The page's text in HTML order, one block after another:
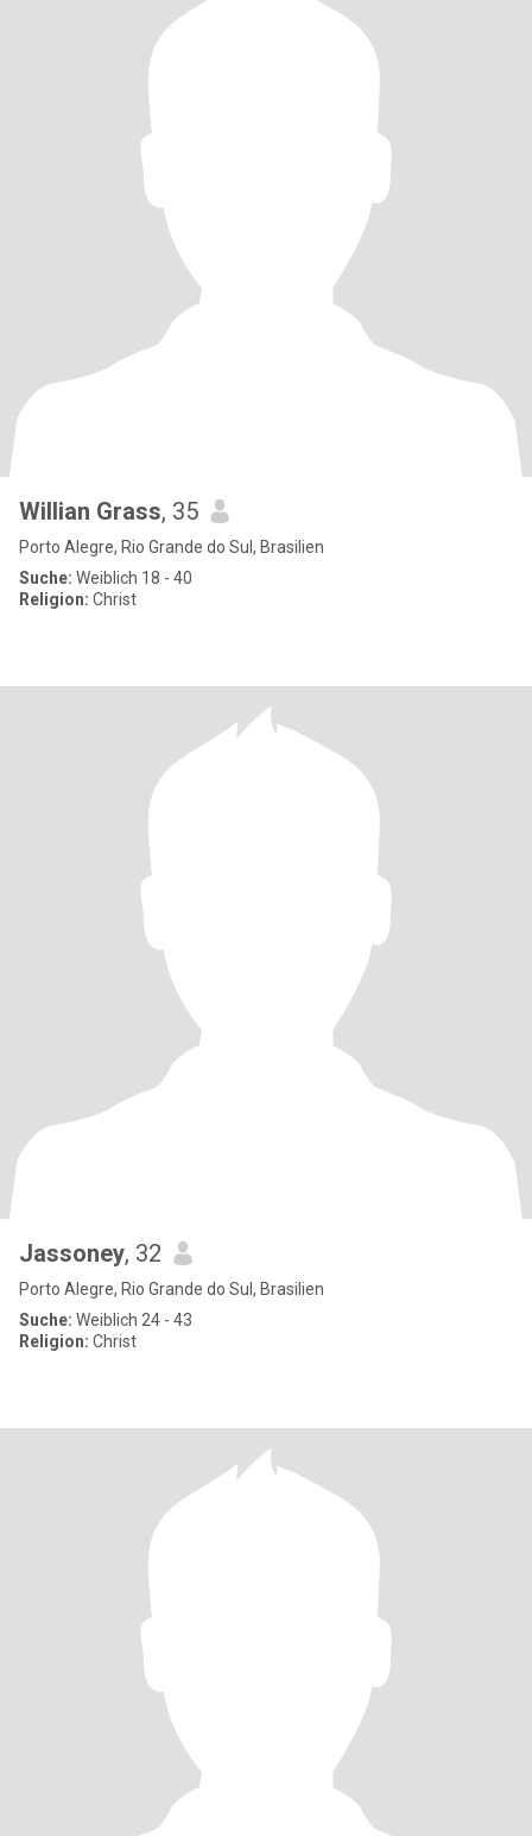
Willian Grass, 35
Porto Alegre, Rio Grande do Sul, Brasilien
Suche: Weiblich 18 - 40
Religion: Christ
Jassoney, 32
Porto Alegre, Rio Grande do Sul, Brasilien
Suche: Weiblich 24 - 43
Religion: Christ